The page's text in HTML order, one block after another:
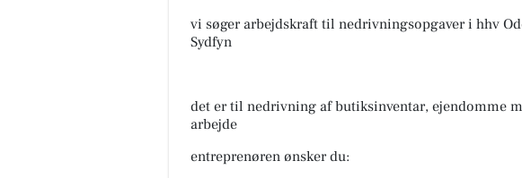
vi søger arbejdskraft til nedrivningsopgaver i hhv
Sydfyn
det er til nedrivning af butiksinventar, ejendomme
arbejde
entreprenøren ønsker du: